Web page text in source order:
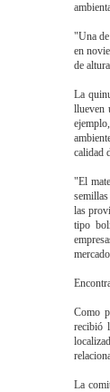
"Una
en
de
La
llueven
calidad
"El
las
tipo
Como
recibió
La